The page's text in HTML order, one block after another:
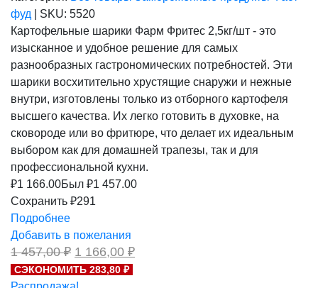
фуд
SKU: 5520
Картофельные шарики Фарм Фритес 2,5кг/шт - это
изысканное и удобное решение для самых
разнообразных гастрономических потребностей. Эти
шарики восхитительно хрустящие снаружи и нежные
внутри, изготовлены только из отборного картофеля
высшего качества. Их легко готовить в духовке, на
сковороде или во фритюре, что делает их идеальным
выбором как для домашней трапезы, так и для
профессиональной кухни.
₽1 166.00Был ₽1 457.00
Сохранить ₽291
Подробнее
Добавить в пожелания
1 457,00₽ Первоначальная
цена
составляла
1 166,00 ₽Текущая
СЭКОНОМИТЬ 283,80 ₽